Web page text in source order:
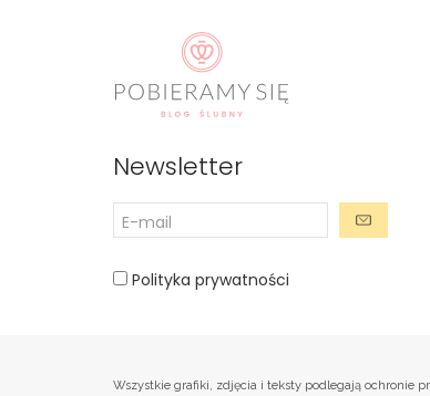
Newsletter
Polityka prywatności
Wszystkie grafiki, zdjęcia i teksty podlegają ochronie